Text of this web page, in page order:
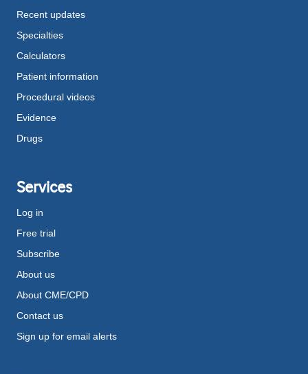
Recent updates
Specialties
Calculators
Patient information
Procedural videos
Evidence
Drugs
Services
Log in
Free trial
Subscribe
About us
About CME/CPD
Contact us
Sign up for email alerts